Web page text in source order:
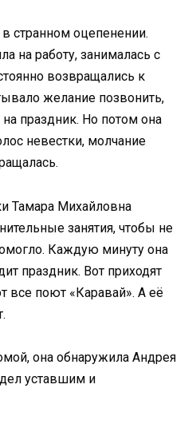
странном оцепенении.
на работу, занималась с
возвращались к
желание позвонить,
на праздник. Но потом она
невестки, молчание
Тамара Михайловна
занятия, чтобы не
Каждую минуту она
праздник. Вот приходят
все поют «Каравай». А её
она обнаружила Андрея
уставшим и